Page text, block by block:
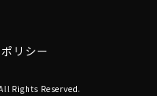
リシー
Rights Reserved.